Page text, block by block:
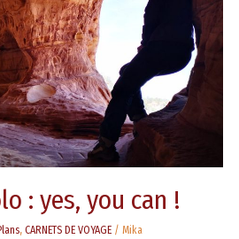
: yes, you can !
,CARNETS DE VOYAGE /Mika